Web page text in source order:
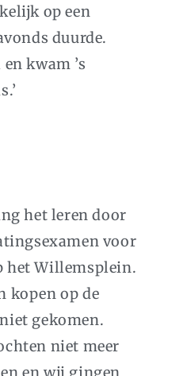
op een
duurde.
kwam ’s
het leren door
voor
het Willemsplein.
kopen op de
gekomen.
niet meer
en wij gingen